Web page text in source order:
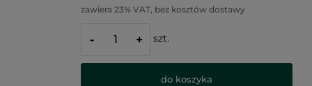
zawiera 23% VAT, bez kosztów dostawy
- + szt.
do koszyka